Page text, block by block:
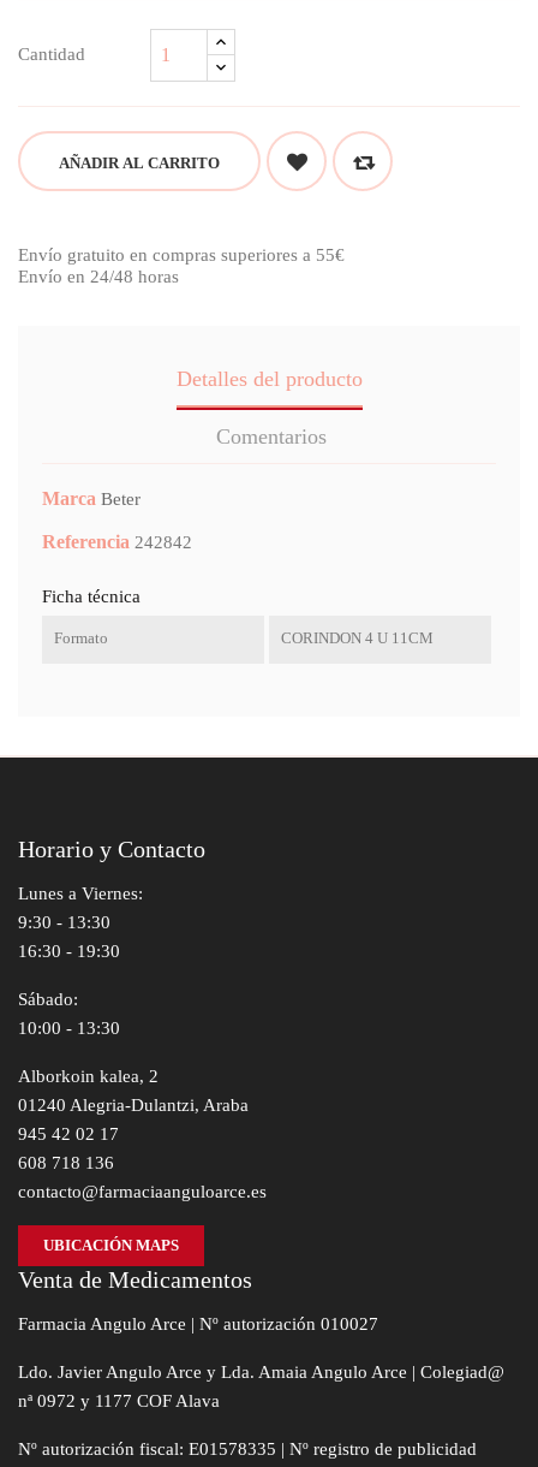
Cantidad
AÑADIR AL CARRITO
Envío gratuito en compras superiores a 55€
Envío en 24/48 horas
Detalles del producto
Comentarios
Marca Beter
Referencia 242842
Ficha técnica
Formato CORINDON 4 U 11CM
Horario y Contacto
Lunes a Viernes:
9:30 - 13:30
16:30 - 19:30
Sábado:
10:00 - 13:30
Alborkoin kalea, 2
01240 Alegria-Dulantzi, Araba
945 42 02 17
608 718 136
contacto@farmaciaanguloarce.es
UBICACIÓN MAPS
Venta de Medicamentos
Farmacia Angulo Arce | Nº autorización 010027
Ldo. Javier Angulo Arce y Lda. Amaia Angulo Arce | Colegiad@
nª 0972 y 1177 COF Alava
Nº autorización fiscal: E01578335 | Nº registro de publicidad